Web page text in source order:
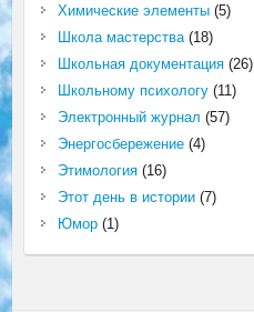
Химические элементы(5)
Школа мастерства(18)
Школьная документация(26)
Школьному психологу(11)
Электронный журнал (57)
Энергосбережение(4)
Этимология(16)
Этот день в истории(7)
Юмор(1)